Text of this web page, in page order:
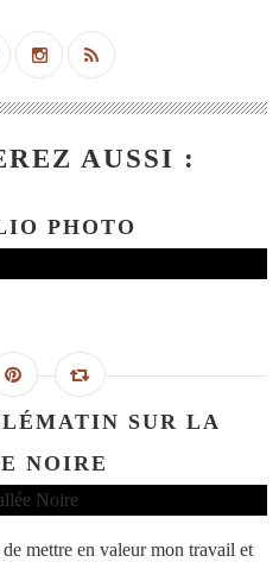
AUSSI :
PHOTO
SUR LA
NOIRE
mettre en valeur mon travail et